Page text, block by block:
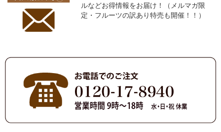
ルなどお得情報をお届け！（メルマガ限
定・フルーツの訳あり特売も開催！！）